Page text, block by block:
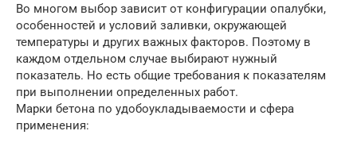
Во многом выбор зависит от конфигурации опалубки,
особенностей и условий заливки, окружающей
температуры и других важных факторов. Поэтому в
каждом отдельном случае выбирают нужный
показатель. Но есть общие требования к показателям
при выполнении определенных работ.
Марки бетона по удобоукладываемости и сфера
применения: